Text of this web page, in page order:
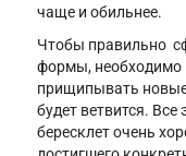
чаще и обильнее.
Чтобы правильно
формы, необходимо
прищипывать
будет ветвится.
бересклет очень